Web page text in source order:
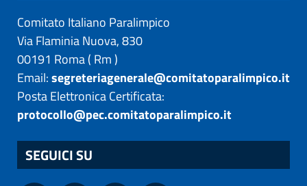
Comitato Italiano Paralimpico
Via Flaminia Nuova, 830
00191 Roma( Rm)
Email:segreteriagenerale@comitatoparalimpico.it
Posta Elettronica Certificata:
protocollo@pec.comitatoparalimpico.it
SEGUICI SU